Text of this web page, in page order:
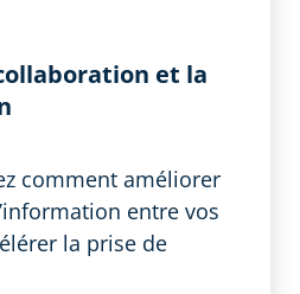
et la
comment améliorer
entre vos
la prise de